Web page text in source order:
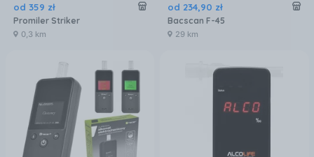
od 359 zł
Promiler Striker
0,3 km
od 234,90 zł
Bacscan F-45
29 km